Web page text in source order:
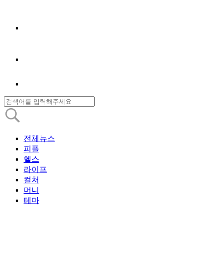
전체뉴스
피플
헬스
라이프
컬처
머니
테마